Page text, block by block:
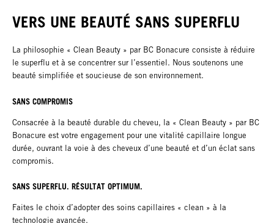
VERS UNE BEAUTÉ SANS SUPERFLU
La philosophie « Clean Beauty » par BC Bonacure consiste à réduire
le superflu et à se concentrer sur l’essentiel. Nous soutenons une
beauté simplifiée et soucieuse de son environnement.
SANS COMPROMIS​
Consacrée à la beauté durable du cheveu, la « Clean Beauty » par BC
Bonacure est votre engagement pour une vitalité capillaire longue
durée, ouvrant la voie à des cheveux d’une beauté et d’un éclat sans
compromis.
SANS SUPERFLU. RÉSULTAT OPTIMUM.
Faites le choix d’adopter des soins capillaires « clean » à la
technologie avancée.